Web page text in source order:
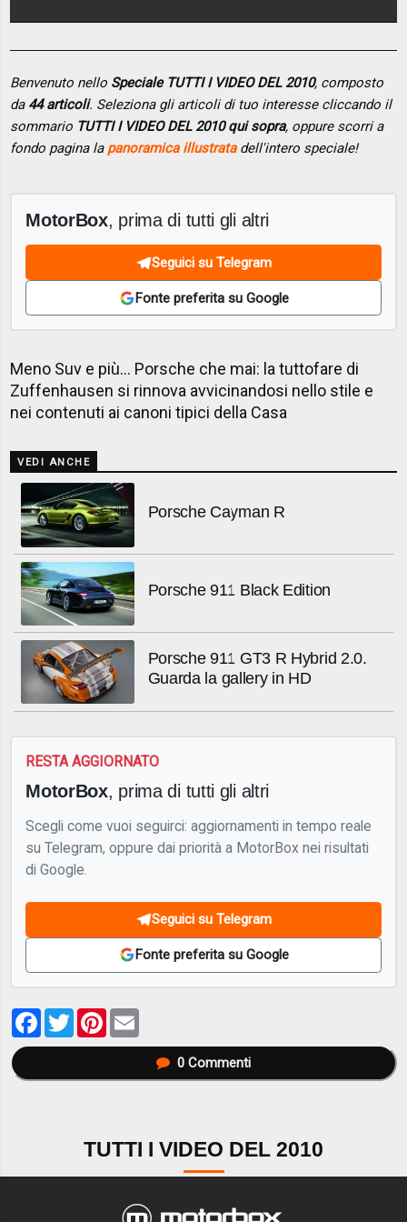
Benvenuto nello Speciale TUTTI I VIDEO DEL 2010, composto
da 44 articoli. Seleziona gli articoli di tuo interesse cliccando il
sommario TUTTI I VIDEO DEL 2010 qui sopra, oppure scorri a
fondo pagina la panoramica illustratadell'intero speciale!
MotorBox, prima di tutti gli altri
Seguici su Telegram
Fonte preferita su Google
Meno Suv e più... Porsche che mai: la tuttofare di
Zuffenhausen si rinnova avvicinandosi nello stile e
nei contenuti ai canoni tipici della Casa
VEDI ANCHE
Porsche Cayman R
Porsche 911 Black Edition
Porsche 911 GT3 R Hybrid 2.0.
Guarda la gallery in HD
RESTA AGGIORNATO
MotorBox, prima di tutti gli altri
Scegli come vuoi seguirci: aggiornamenti in tempo reale
su Telegram, oppure dai priorità a MotorBox nei risultati
di Google.
Seguici su Telegram
Fonte preferita su Google
Facebook
TwitterPinterest
0Commenti
TUTTI I VIDEO DEL 2010